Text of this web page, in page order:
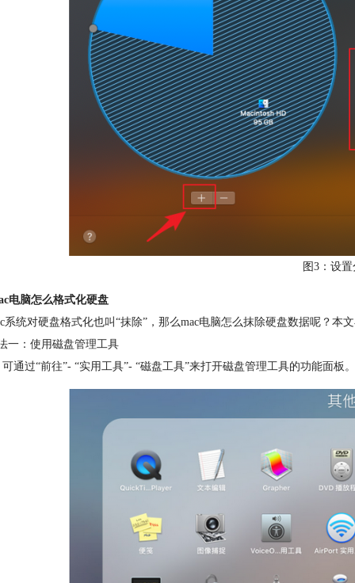
图3：设
电脑怎么格式化硬盘
对硬盘格式化也叫“抹除”，那么mac电脑怎么抹除硬盘数据呢？本
：使用磁盘管理工具
过“前往”- “实用工具”- “磁盘工具”来打开磁盘管理工具的功能面